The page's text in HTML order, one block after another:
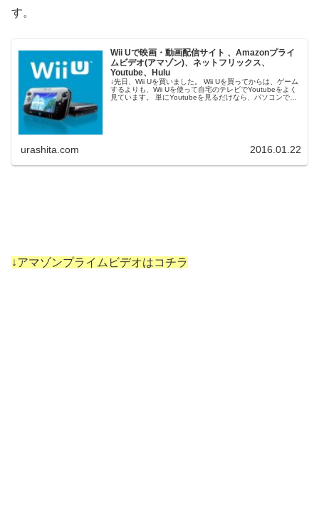
す。
Wii Uで映画・動画配信サイト 、Amazonプライ
ムビデオ(アマゾン)、ネットフリックス、
Youtube、Hulu
↓先日、Wii Uを買いました。 Wii Uを買ってからは、ゲーム
するよりも、Wii Uを使って自宅のテレビでYoutubeをよく
見ています。 単にYoutubeを見るだけなら、パソコンでも
urashita.com 2016.01.22
↓アマゾンプライムビデオはコチラ